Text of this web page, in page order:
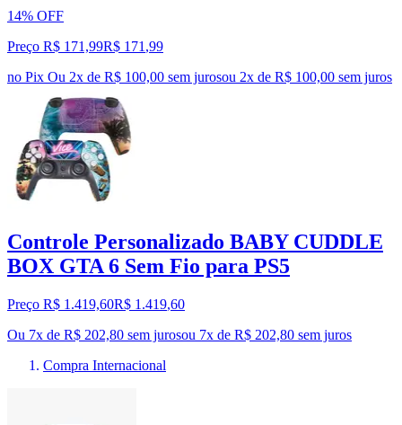
14% OFF
Preço R$ 171,99R$ 171 ,99
no Pix Ou 2x de R$ 100,00 sem jurosou 2x de R$ 100,00 sem juros
Controle Personalizado BABY CUDDLE
BOX GTA 6 Sem Fio para PS5
Preço R$ 1.419,60R$ 1.419,60
Ou 7x de R$ 202,80 sem jurosou 7x de R$ 202,80 sem juros
Compra Internacional